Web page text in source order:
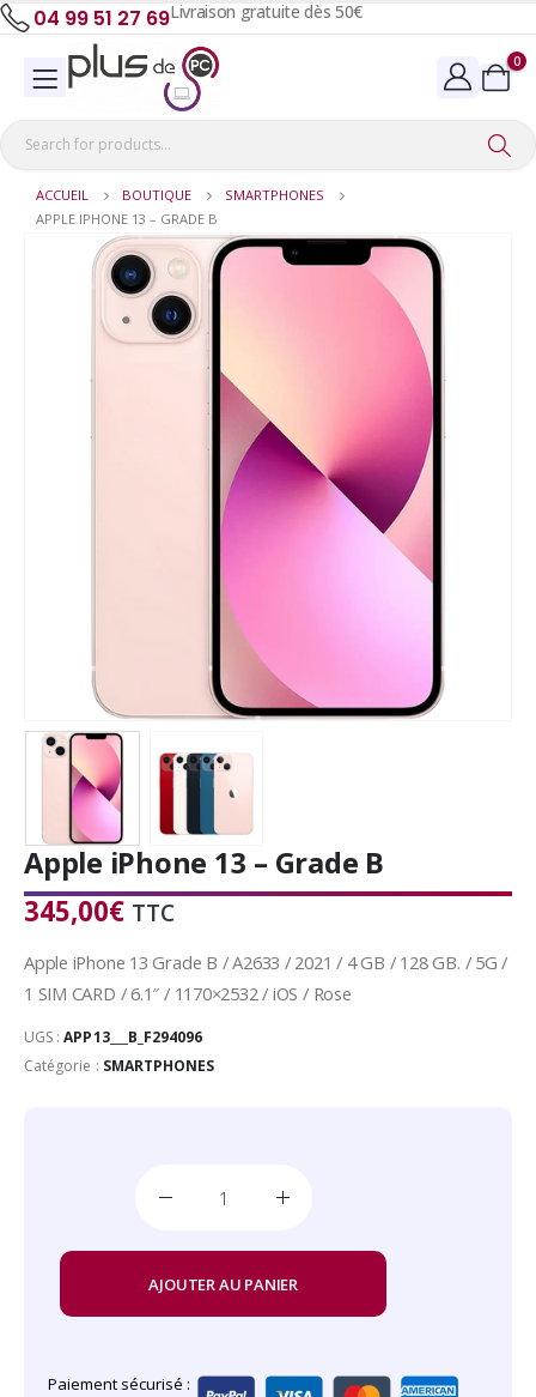
04 99 51 27 69Livraison gratuite dès 50€
0
ACCUEIL BOUTIQUE
SMARTPHONES
APPLE IPHONE 13 – GRADE B
Apple iPhone 13 – Grade B
345,00€ TTC
Apple iPhone 13 Grade B / A2633 / 2021 / 4 GB / 128 GB. / 5G /
1 SIM CARD / 6.1″ / 1170×2532 / iOS / Rose
UGS :APP13___B_F294096
Catégorie : SMARTPHONES
AJOUTER AU PANIER
Paiement sécurisé :